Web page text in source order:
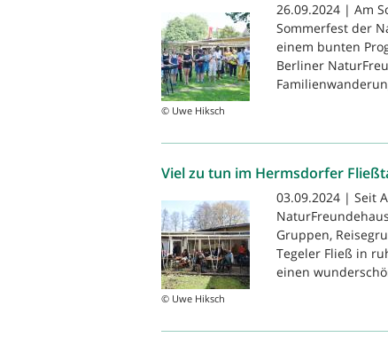
© Uwe Hiksch
26.09.2024 | Am
Sommerfest der
einem bunten
Berliner
Viel zu tun im Hermsdorfer
© Uwe Hiksch
03.09.2024 | Seit
Gruppen,
Tegeler Fließ in
einen